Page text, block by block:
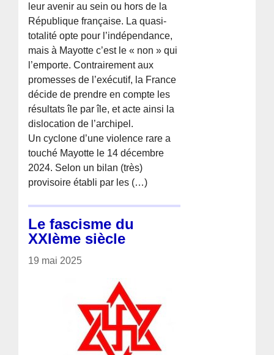
leur avenir au sein ou hors de la
République française. La quasi-
totalité opte pour l’indépendance,
mais à Mayotte c’est le « non » qui
l’emporte. Contrairement aux
promesses de l’exécutif, la France
décide de prendre en compte les
résultats île par île, et acte ainsi la
dislocation de l’archipel.
Un cyclone d’une violence rare a
touché Mayotte le 14 décembre
2024. Selon un bilan (très)
provisoire établi par les (…)
Le fascisme du
XXIème siècle
19 mai 2025